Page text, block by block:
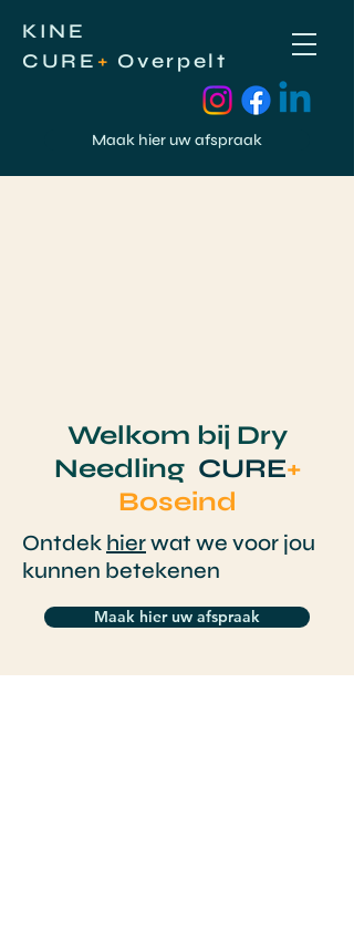
KINE
CURE + Overpelt
Maak hier uw afspraak
Welkom bij Dry
Needling CURE+
Boseind
Ontdek hierwat we voor jou
kunnen betekenen
Maak hier uw afspraak